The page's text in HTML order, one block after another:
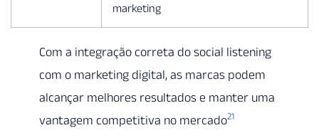
marketing
Com a integração correta do social listening
com o marketing digital, as marcas podem
alcançar melhores resultados e manter uma
vantagem competitiva no mercado21